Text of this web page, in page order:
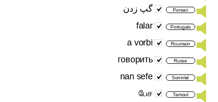
Persan گپ زدن
Portugais
falar
Roumain
a vorbi
Russe
говорить
Soninké
nan sefe
Tamoul
பேச